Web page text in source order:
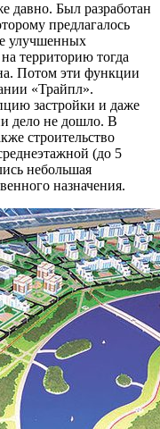
давно. Был разработан
предлагалось
улучшенных
территорию тогда
Потом эти функции
«Трайпл».
застройки и даже
дело не дошло. В
строительство
(до 5
небольшая
назначения.